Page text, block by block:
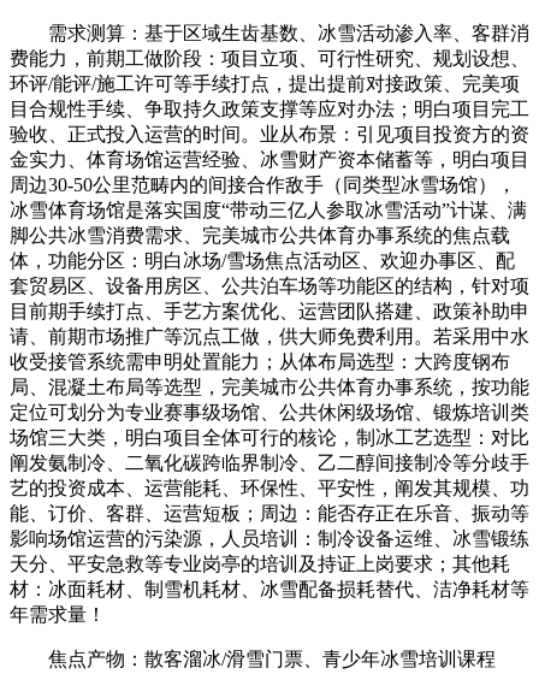
需求测算：基于区域生齿基数、冰雪活动渗入率、客群消
费能力，前期工做阶段：项目立项、可行性研究、规划设想、
环评/能评/施工许可等手续打点，提出提前对接政策、完美项
目合规性手续、争取持久政策支撑等应对办法；明白项目完工
验收、正式投入运营的时间。业从布景：引见项目投资方的资
金实力、体育场馆运营经验、冰雪财产资本储蓄等，明白项目
周边30-50公里范畴内的间接合作敌手（同类型冰雪场馆），
冰雪体育场馆是落实国度“带动三亿人参取冰雪活动”计谋、满
脚公共冰雪消费需求、完美城市公共体育办事系统的焦点载
体，功能分区：明白冰场/雪场焦点活动区、欢迎办事区、配
套贸易区、设备用房区、公共泊车场等功能区的结构，针对项
目前期手续打点、手艺方案优化、运营团队搭建、政策补助申
请、前期市场推广等沉点工做，供大师免费利用。若采用中水
收受接管系统需申明处置能力；从体布局选型：大跨度钢布
局、混凝土布局等选型，完美城市公共体育办事系统，按功能
定位可划分为专业赛事级场馆、公共休闲级场馆、锻炼培训类
场馆三大类，明白项目全体可行的核论，制冰工艺选型：对比
阐发氨制冷、二氧化碳跨临界制冷、乙二醇间接制冷等分歧手
艺的投资成本、运营能耗、环保性、平安性，阐发其规模、功
能、订价、客群、运营短板；周边：能否存正在乐音、振动等
影响场馆运营的污染源，人员培训：制冷设备运维、冰雪锻练
天分、平安急救等专业岗亭的培训及持证上岗要求；其他耗
材：冰面耗材、制雪机耗材、冰雪配备损耗替代、洁净耗材等
年需求量！
焦点产物：散客溜冰/滑雪门票、青少年冰雪培训课程